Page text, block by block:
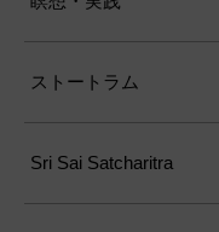
ストートラム
Sri Sai Satcharitra